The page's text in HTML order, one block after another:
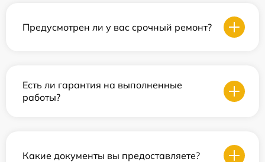
Предусмотрен ли у вас срочный ремонт?
Есть ли гарантия на выполненные
работы?
Какие документы вы предоставляете?